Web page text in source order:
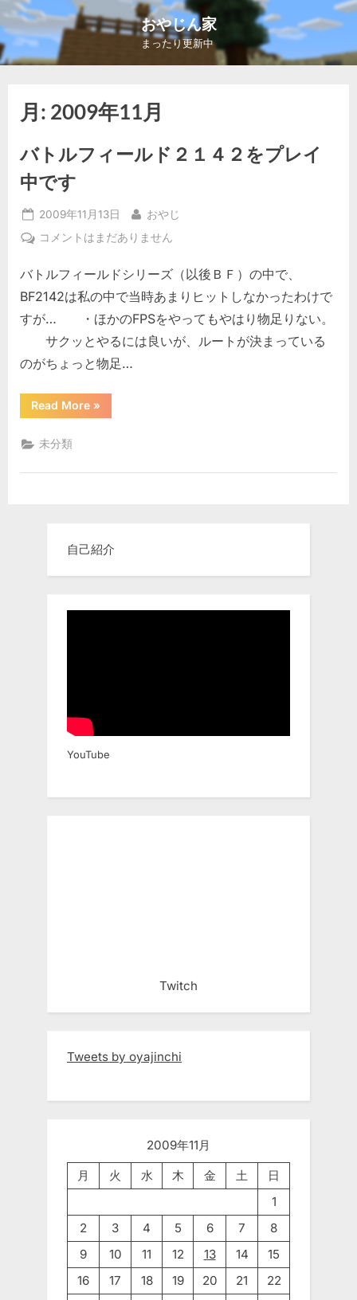
Skip
to
content
おやじん家
まったり更新中
月: 2009年11月
バトルフィールド２１４２をプレイ
中です
Posted
on
2009年11月13日 By
おやじ
バ
ル
フ
ー
ル
ド
１
４
２
プ
コメントはまだありません
バトルフィールドシリーズ（以後ＢＦ）の中で、
BF2142は私の中で当時あまりヒットしなかったわけで
すが… ・ほかのFPSをやってもやはり物足りない。
サクッとやるには良いが、ルートが決まっている
のがちょっと物足…
Read More“バ
ト
ル
プ
»
未分類
自己紹介
YouTube
Twitch
Tweets by oyajinchi
2009年11月
月
火 水 木 金 土
日
1
2
3 4 5 6 7
8
9
10 11 12 13 14
15
16
17 18 19 20 21
22